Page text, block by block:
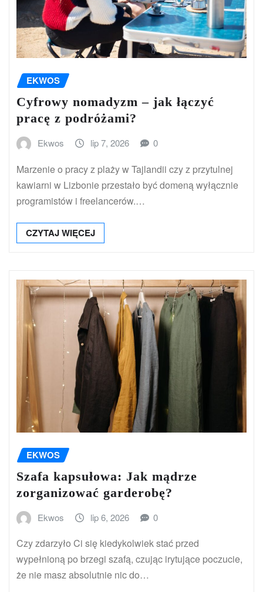
EKWOS
Cyfrowy nomadyzm – jak łączyć
pracę z podróżami?
Ekwos lip 7, 2026 0
Marzenie o pracy z plaży w Tajlandii czy z przytulnej
kawiarni w Lizbonie przestało być domeną wyłącznie
programistów i freelancerów.…
CZYTAJ WIĘCEJ
EKWOS
Szafa kapsułowa: Jak mądrze
zorganizować garderobę?
Ekwos lip 6, 2026 0
Czy zdarzyło Ci się kiedykolwiek stać przed
wypełnioną po brzegi szafą, czując irytujące poczucie,
że nie masz absolutnie nic do…